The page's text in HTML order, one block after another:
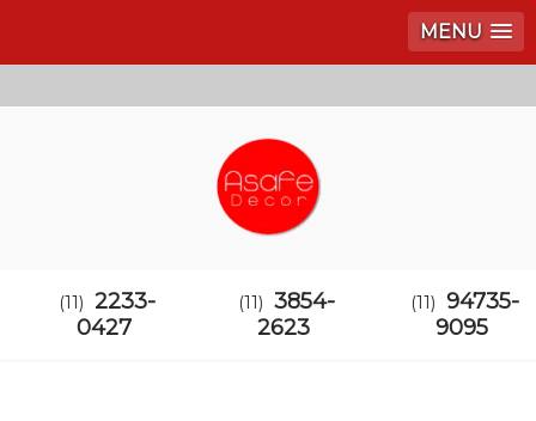
MENU
(11) 2233-
0427
(11) 3854-
2623
(11) 94735-
9095